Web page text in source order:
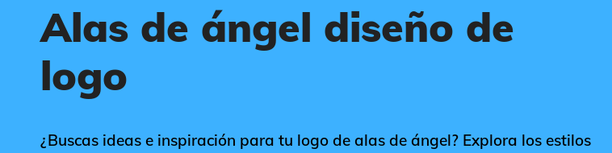
Alas de ángel diseño de
logo
¿Buscas ideas e inspiración para tu logo de alas de ángel? Explora los estilos